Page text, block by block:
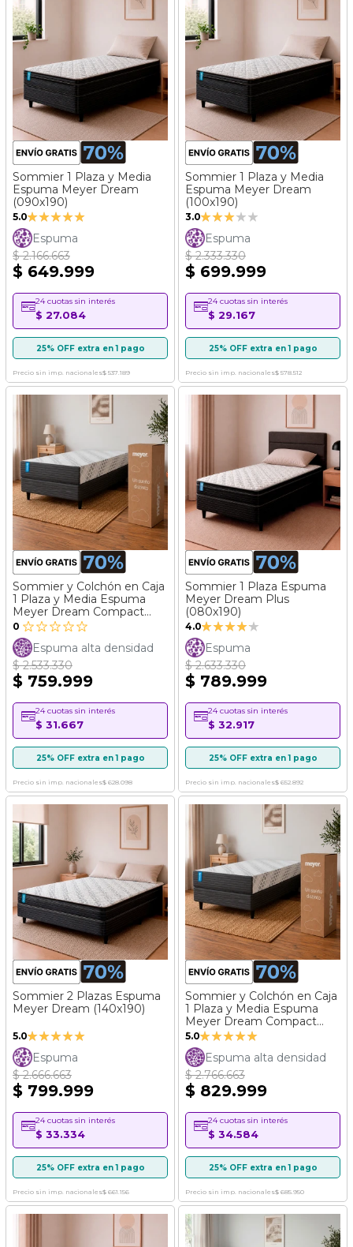
Sommier 1 Plaza y Media
Espuma Meyer Dream
(090x190)
5.0Valoración:
100%
Espuma
$ 2.166.663
$ 649.999
24 cuotas sin interés
$ 27.084
25% OFF extra en 1 pago
Precio sin imp. nacionales$ 537.189
Sommier 1 Plaza y Media
Espuma Meyer Dream
(100x190)
3.0Valoración:
60%
Espuma
$ 2.333.330
$ 699.999
24 cuotas sin interés
$ 29.167
25% OFF extra en 1 pago
Precio sin imp. nacionales$ 578.512
Sommier y Colchón en Caja
1 Plaza y Media Espuma
Meyer Dream Compact
(090x190)
0
Espuma alta densidad
$ 2.533.330
$ 759.999
24 cuotas sin interés
$ 31.667
25% OFF extra en 1 pago
Precio sin imp. nacionales$ 628.098
Sommier 1 Plaza Espuma
Meyer Dream Plus
(080x190)
4.0Valoración:
80%
Espuma
$ 2.633.330
$ 789.999
24 cuotas sin interés
$ 32.917
25% OFF extra en 1 pago
Precio sin imp. nacionales$ 652.892
Sommier 2 Plazas Espuma
Meyer Dream (140x190)
5.0Valoración:
99%
Espuma
$ 2.666.663
$ 799.999
24 cuotas sin interés
$ 33.334
25% OFF extra en 1 pago
Precio sin imp. nacionales$ 661.156
Sommier y Colchón en Caja
1 Plaza y Media Espuma
Meyer Dream Compact
(100x190)
5.0Valoración:
100%
Espuma alta densidad
$ 2.766.663
$ 829.999
24 cuotas sin interés
$ 34.584
25% OFF extra en 1 pago
Precio sin imp. nacionales$ 685.950